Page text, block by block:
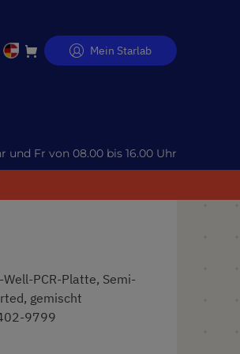
Direkt
Mein Starlab
und Fr von 08.00 bis 16.00 Uhr
PCR-Platte, Semi-
gemischt
9799